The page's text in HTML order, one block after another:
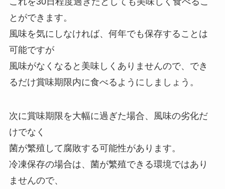
とができます。
風味を気にしなければ、何年でも保存することは
可能ですが
風味がなくなると美味しくありませんので、でき
るだけ賞味期限内に食べるようにしましょう。
次に賞味期限を大幅に過ぎた場合、風味の劣化だ
けでなく
菌が繁殖して腐敗する可能性があります。
冷凍保存の場合は、菌が繁殖できる環境ではあり
ませんので、